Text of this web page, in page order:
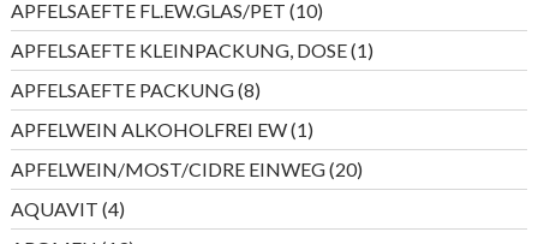
APFELSAEFTE FL.EW.GLAS/PET 1010
Produkte
APFELSAEFTE KLEINPACKUNG, DOSE 11
Produkt
APFELSAEFTE PACKUNG 88
Produkte
APFELWEIN ALKOHOLFREI EW 11
Produkt
APFELWEIN/MOST/CIDRE EINWEG 2020
Produkte
AQUAVIT 44
Produkte